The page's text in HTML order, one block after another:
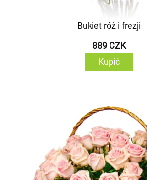
Bukiet róż i frezji
889 CZK
Kupić